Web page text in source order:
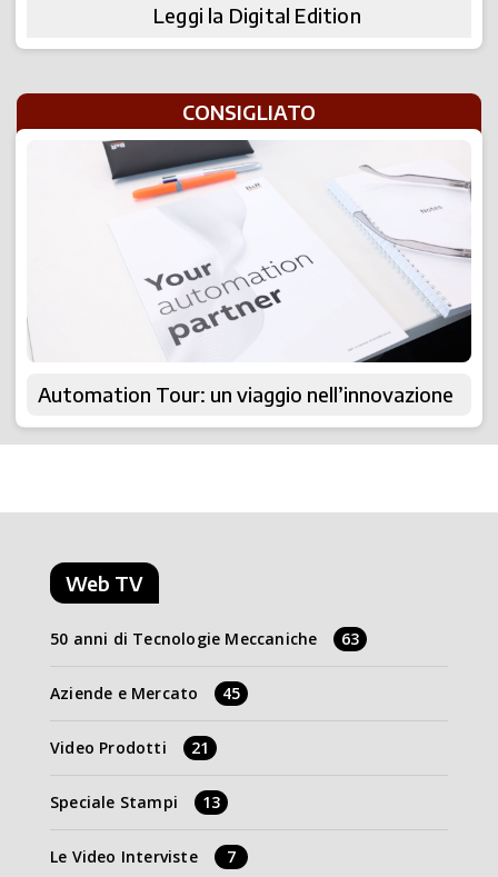
Leggi la Digital Edition
CONSIGLIATO
Automation Tour: un viaggio nell’innovazione
Web TV
50 anni di Tecnologie Meccaniche 63
Aziende e Mercato 45
Video Prodotti 21
Speciale Stampi 13
Le Video Interviste 7